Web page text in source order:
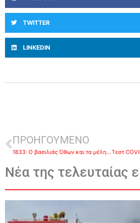
TWITTER
LINKEDIN
ΠΡΟΗΓΟΥΜΕΝΟ
1833: Ο βασιλιάς Όθων και τα μέλη της Αντιβασιλείας φτάνουν στο Ναύπλιο
Νέα της τελευταίας